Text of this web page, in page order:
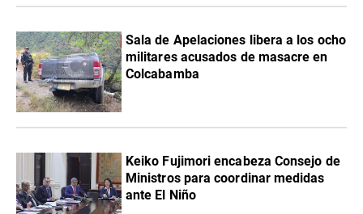
Sala de Apelaciones libera a los ocho
militares acusados de masacre en
Colcabamba
Keiko Fujimori encabeza Consejo de
Ministros para coordinar medidas
ante El Niño